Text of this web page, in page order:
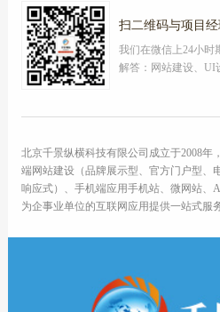
扫二维码与项目经
我们在微信上24小时
解答：网站建设、UI
北京千景纵横科技有限公司成立于2008年
端网站建设（品牌展示型、官方门户型、
响应式）、手机端应用手机站、微网站、
为企事业单位的互联网应用提供一站式服务